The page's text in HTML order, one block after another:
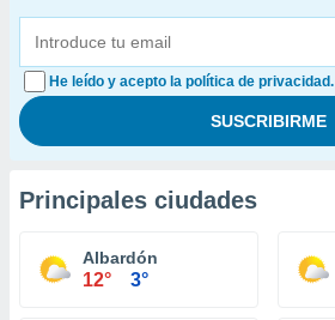
He leído y acepto la política de privacidad.
Principales ciudades
Albardón
12° 3°